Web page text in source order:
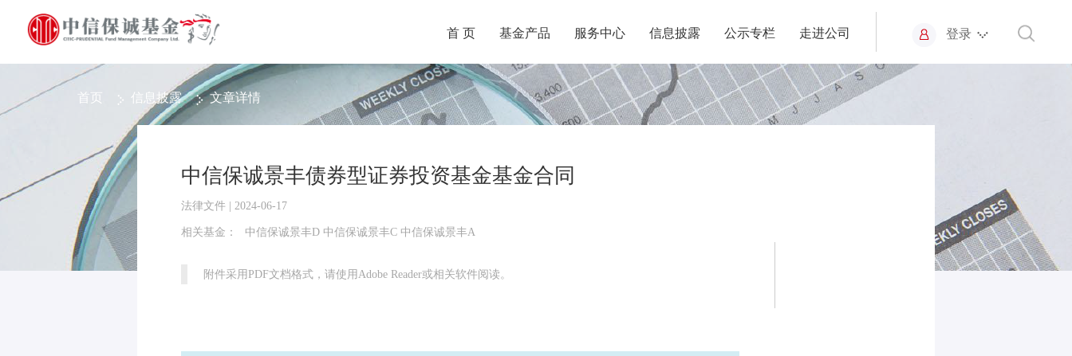
首 页 基金产品 服务中心 信息披露 公示专栏 走进公司 登录
首页 信息披露 文章详情
中信保诚景丰债券型证券投资基金基金合同
法律文件 | 2024-06-17
相关基金： 中信保诚景丰D 中信保诚景丰C 中信保诚景丰A
附件采用PDF文档格式，请使用Adobe Reader或相关软件阅读。